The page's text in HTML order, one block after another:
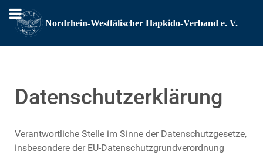
Datenschutzerklärung
Verantwortliche Stelle im Sinne der Datenschutzgesetze,
insbesondere der EU-Datenschutzgrundverordnung